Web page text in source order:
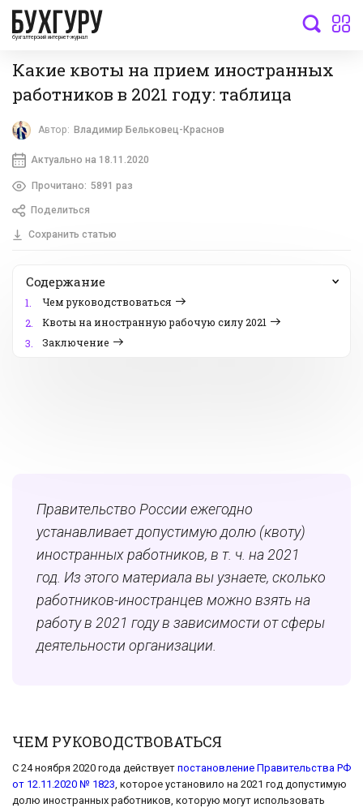
бухгалтерский интернет-журнал
Какие квоты на прием иностранных
работников в 2021 году: таблица
Автор: Владимир Бельковец-Краснов
Актуально на 18.11.2020
Прочитано: 5891 раз
Поделиться
Сохранить статью
Содержание
1.
Чем руководствоваться
2.
Квоты на иностранную рабочую силу 2021
3.
Заключение
Правительство России ежегодно
устанавливает допустимую долю (квоту)
иностранных работников, в т. ч. на 2021
год. Из этого материала вы узнаете, сколько
работников-иностранцев можно взять на
работу в 2021 году в зависимости от сферы
деятельности организации.
ЧЕМ РУКОВОДСТВОВАТЬСЯ
С 24 ноября 2020 года действует постановление Правительства РФ
от 12.11.2020 № 1823, которое установило на 2021 год допустимую
долю иностранных работников, которую могут использовать